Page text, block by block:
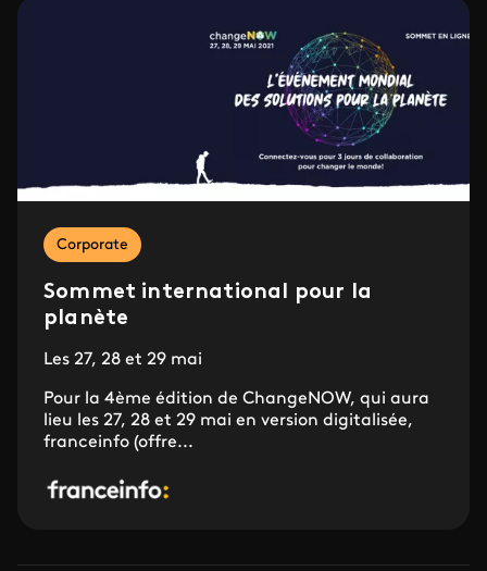
Corporate
Sommet international pour la
planète
Les 27, 28 et 29 mai
Pour la 4ème édition de ChangeNOW, qui aura
lieu les 27, 28 et 29 mai en version digitalisée,
franceinfo (offre...